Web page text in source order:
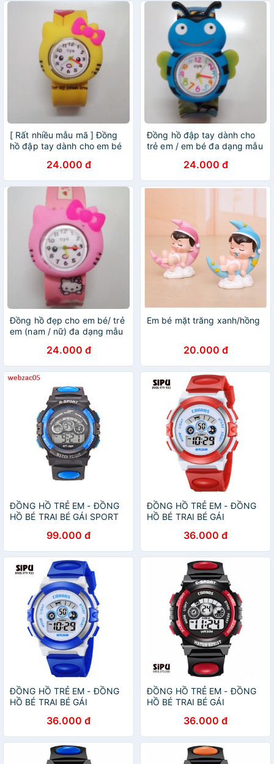
[ Rất nhiều mẫu mã ] Đồng
hồ đập tay dành cho em bé
24.000 đ
Đồng hồ đập tay dành cho
trẻ em / em bé đa dạng mẫu
24.000 đ
Đồng hồ đẹp cho em bé/ trẻ
em (nam / nữ) đa dạng mẫu
24.000 đ
Em bé mặt trăng xanh/hồng
20.000 đ
ĐỒNG HỒ TRẺ EM - ĐỒNG
HỒ BÉ TRAI BÉ GÁI SPORT
99.000 đ
ĐỒNG HỒ TRẺ EM - ĐỒNG
HỒ BÉ TRAI BÉ GÁI
36.000 đ
ĐỒNG HỒ TRẺ EM - ĐỒNG
HỒ BÉ TRAI BÉ GÁI
LED 7 MÀU36.000 đ
ĐỒNG HỒ TRẺ EM - ĐỒNG
HỒ BÉ TRAI BÉ GÁI
36.000 đ